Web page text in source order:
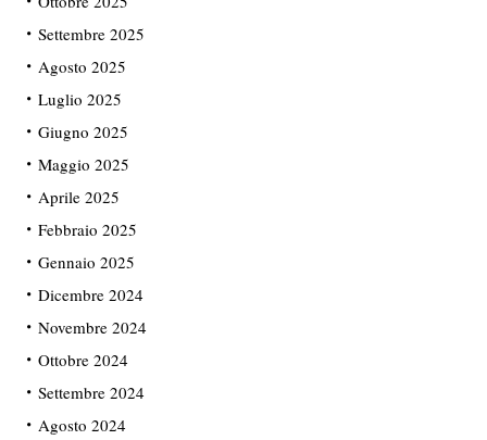
Settembre 2025
Agosto 2025
Luglio 2025
Giugno 2025
Maggio 2025
Aprile 2025
Febbraio 2025
Gennaio 2025
Dicembre 2024
Novembre 2024
Ottobre 2024
Settembre 2024
Agosto 2024